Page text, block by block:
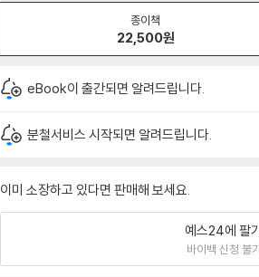
종이책
22,500원
eBook이 출간되면 알려드립니다.
분철서비스 시작되면 알려드립니다.
이미 소장하고 있다면 판매해 보세요.
예스24에 팔
바이백 신청 불